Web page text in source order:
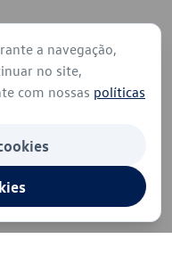
a navegação,
no site,
com nossas políticas